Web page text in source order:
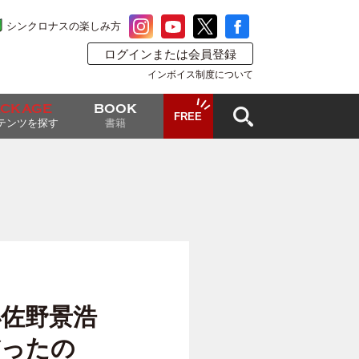
シンクロナスの楽しみ方
ログインまたは会員登録
インボイス制度について
ンツを探す
BOOK
書籍
FREE
野景浩
たの